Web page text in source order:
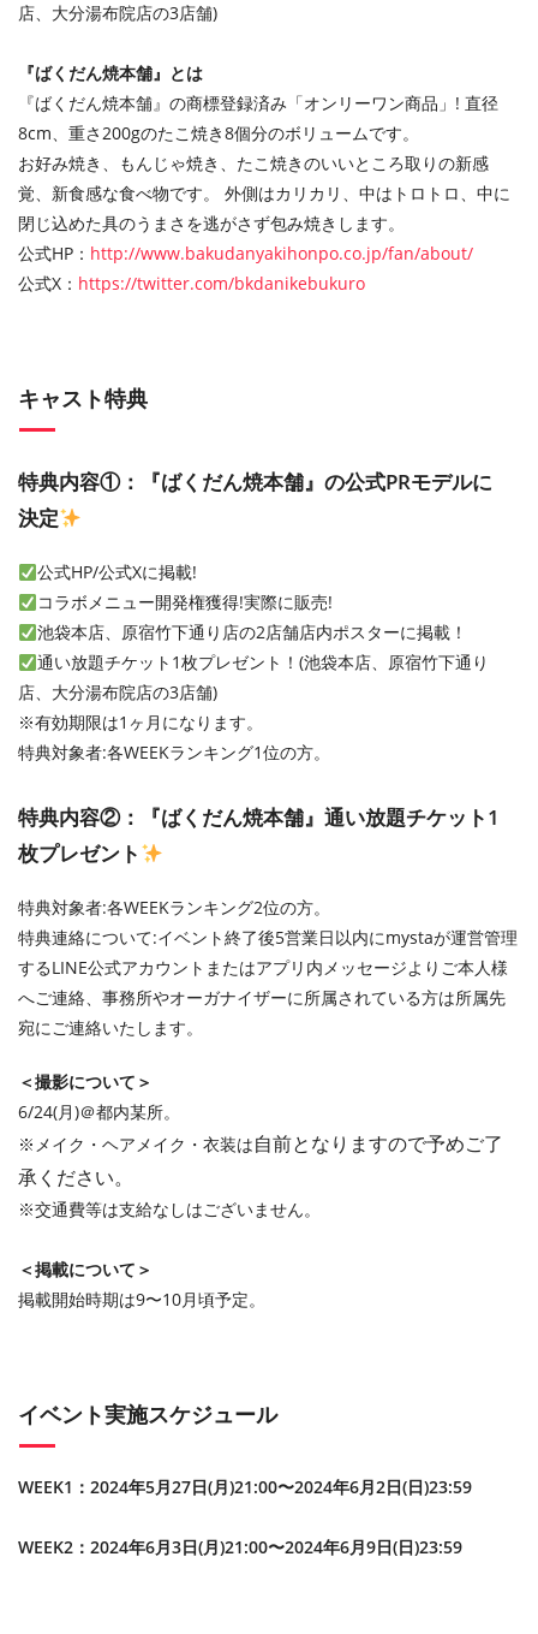
店、大分湯布院店の3店舗)
『ばくだん焼本舗』とは
『ばくだん焼本舗』の商標登録済み「オンリーワン商品」! 直径
8cm、重さ200gのたこ焼き8個分のボリュームです。
お好み焼き、もんじゃ焼き、たこ焼きのいいところ取りの新感
覚、新食感な食べ物です。 外側はカリカリ、中はトロトロ、中に
閉じ込めた具のうまさを逃がさず包み焼きします。
公式HP： http://www.bakudanyakihonpo.co.jp/fan/about/
公式X： https://twitter.com/bkdanikebukuro
キャスト特典
特典内容①：『ばくだん焼本舗』の公式PRモデルに
決定
公式HP/公式Xに掲載!
コラボメニュー開発権獲得!実際に販売!
池袋本店、原宿竹下通り店の2店舗店内ポスターに掲載！
通い放題チケット1枚プレゼント！(池袋本店、原宿竹下通り
店、大分湯布院店の3店舗)
※有効期限は1ヶ月になります。
特典対象者:各WEEKランキング1位の方。
特典内容②：『ばくだん焼本舗』通い放題チケット1
枚プレゼント
特典対象者:各WEEKランキング2位の方。
特典連絡について:イベント終了後5営業日以内にmystaが運営管理
するLINE公式アカウントまたはアプリ内メッセージよりご本人様
へご連絡、事務所やオーガナイザーに所属されている方は所属先
宛にご連絡いたします。
＜撮影について＞
6/24(月)＠都内某所。
※メイク・ヘアメイク・衣装は自前となりますので予めご了
承ください。
※交通費等は支給なしはございません。
＜掲載について＞
掲載開始時期は9〜10月頃予定。
イベント実施スケジュール
WEEK1：2024年5月27日(月)21:00〜2024年6月2日(日)23:59
WEEK2：2024年6月3日(月)21:00〜2024年6月9日(日)23:59